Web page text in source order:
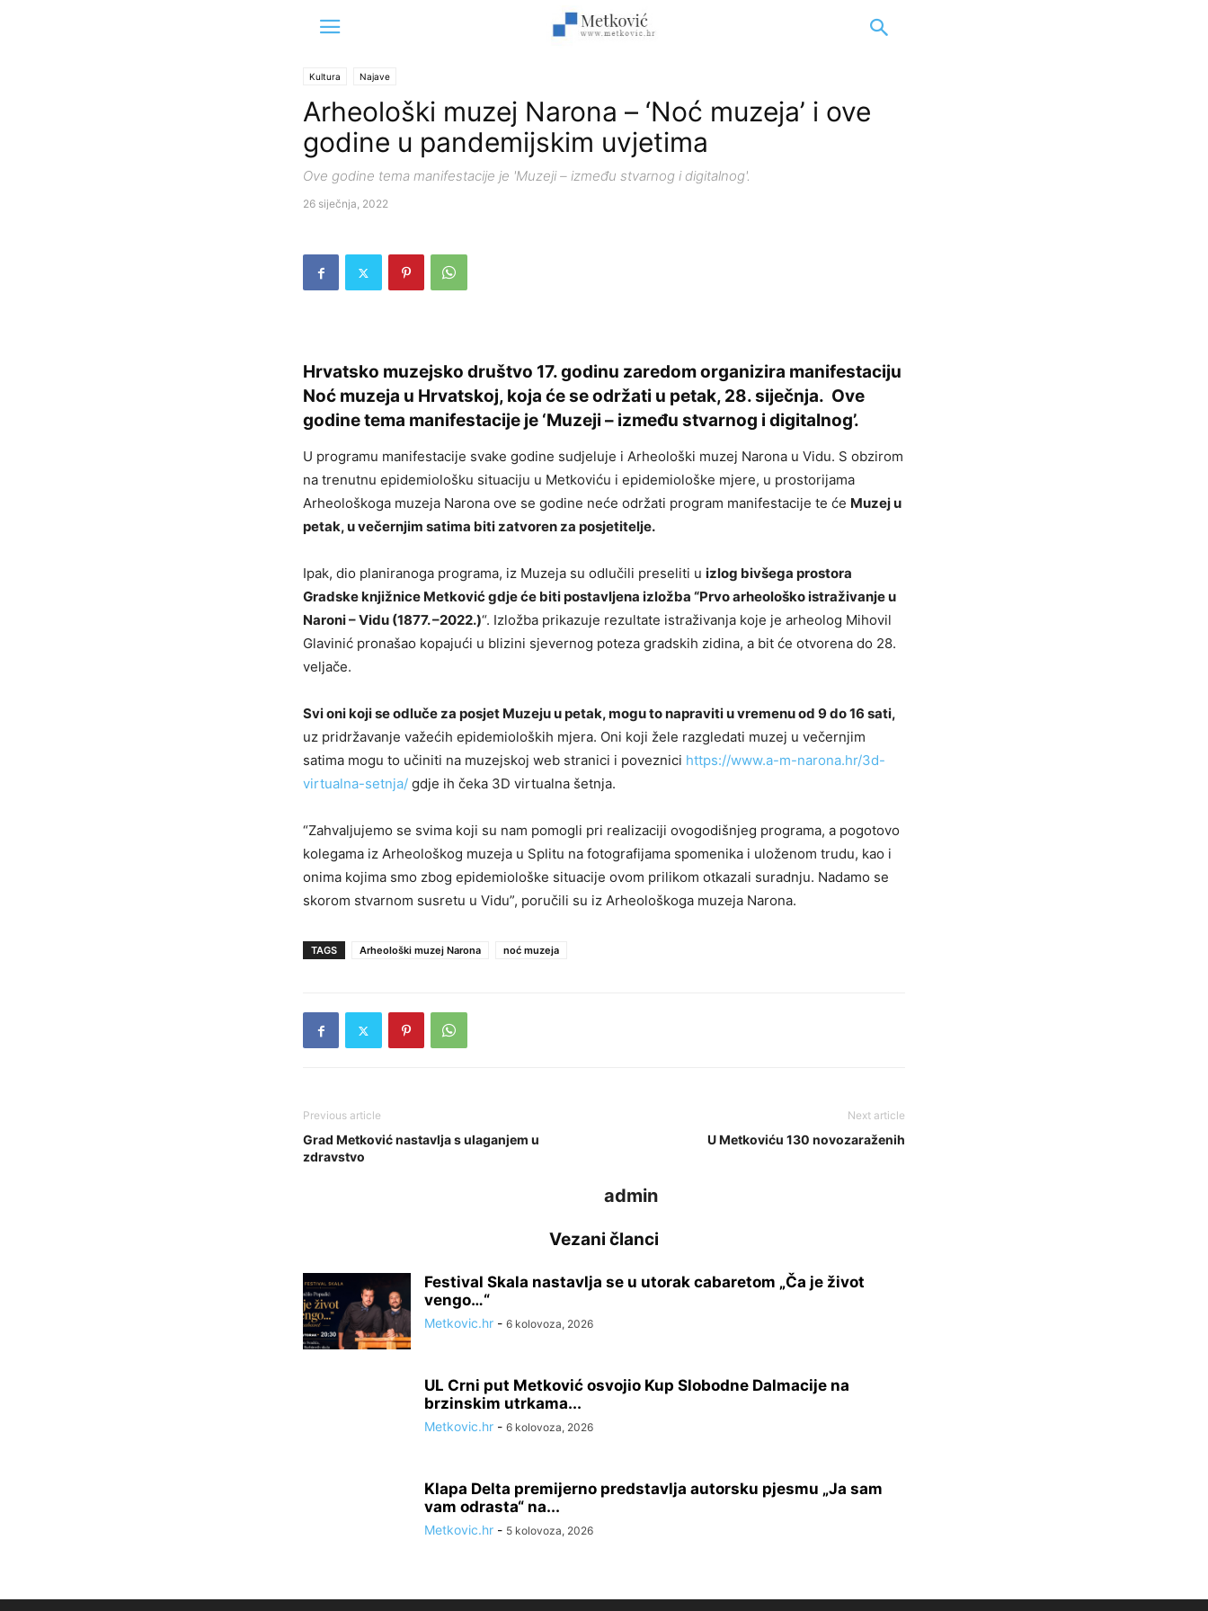
Kultura Najave
Arheološki muzej Narona – ‘Noć muzeja’ i ove
godine u pandemijskim uvjetima
Ove godine tema manifestacije je 'Muzeji – između stvarnog i digitalnog'.
26 siječnja, 2022
Hrvatsko muzejsko društvo 17. godinu zaredom organizira manifestaciju
Noć muzeja u Hrvatskoj, koja će se održati u petak, 28. siječnja. Ove
godine tema manifestacije je ‘Muzeji – između stvarnog i digitalnog’.
U programu manifestacije svake godine sudjeluje i Arheološki muzej Narona u Vidu. S obzirom
na trenutnu epidemiološku situaciju u Metkoviću i epidemiološke mjere, u prostorijama
Arheološkoga muzeja Narona ove se godine neće održati program manifestacije te će Muzej u
petak, u večernjim satima biti zatvoren za posjetitelje.
Ipak, dio planiranoga programa, iz Muzeja su odlučili preseliti u izlog bivšega prostora
Gradske knjižnice Metković gdje će biti postavljena izložba “Prvo arheološko istraživanje u
Naroni – Vidu (1877. –2022.)“. Izložba prikazuje rezultate istraživanja koje je arheolog Mihovil
Glavinić pronašao kopajući u blizini sjevernog poteza gradskih zidina, a bit će otvorena do 28.
veljače.
Svi oni koji se odluče za posjet Muzeju u petak, mogu to napraviti u vremenu od 9 do 16 sati,
uz pridržavanje važećih epidemioloških mjera. Oni koji žele razgledati muzej u večernjim
satima mogu to učiniti na muzejskoj web stranici i poveznici https://www.a-m-narona.hr/3d-
virtualna-setnja/ gdje ih čeka 3D virtualna šetnja.
“Zahvaljujemo se svima koji su nam pomogli pri realizaciji ovogodišnjeg programa, a pogotovo
kolegama iz Arheološkog muzeja u Splitu na fotografijama spomenika i uloženom trudu, kao i
onima kojima smo zbog epidemiološke situacije ovom prilikom otkazali suradnju. Nadamo se
skorom stvarnom susretu u Vidu”, poručili su iz Arheološkoga muzeja Narona.
TAGS Arheološki muzej Narona noć muzeja
Previous article
Grad Metković nastavlja s ulaganjem u
zdravstvo
Next article
U Metkoviću 130 novozaraženih
admin
Vezani članci
Festival Skala nastavlja se u utorak cabaretom „Ča je život
vengo…“
Metkovic.hr - 6 kolovoza, 2026
UL Crni put Metković osvojio Kup Slobodne Dalmacije na
brzinskim utrkama...
Metkovic.hr - 6 kolovoza, 2026
Klapa Delta premijerno predstavlja autorsku pjesmu „Ja sam
vam odrasta“ na...
Metkovic.hr - 5 kolovoza, 2026